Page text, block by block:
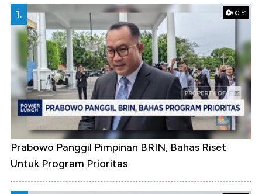
00:51
1.
Prabowo Panggil Pimpinan BRIN, Bahas Riset
Untuk Program Prioritas